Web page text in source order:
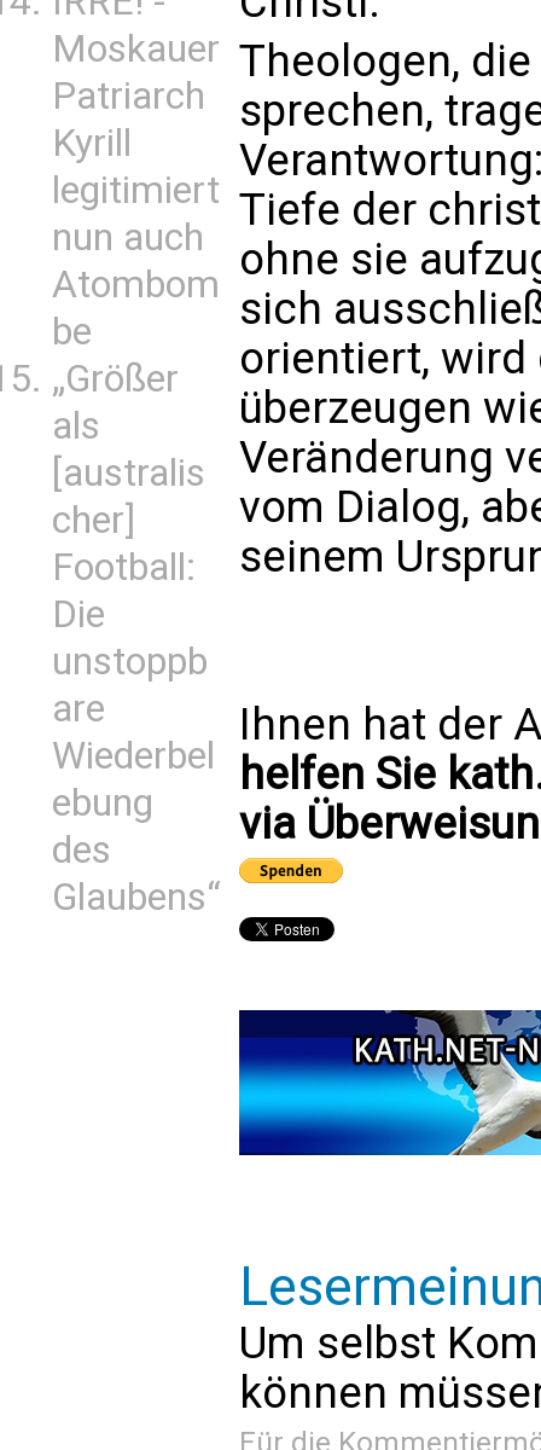
Moskauer
Patriarch
Kyrill
legitimiert
nun auch
Atombom
be
„Größer
als
[australis
cher]
Football:
Die
unstoppb
are
Wiederbel
ebung
des
Glaubens“
Theologen,
sprechen,
Tiefe der
ohne sie
sich
orientiert, wird
überzeugen
Veränderung
vom Dialog,
seinem
Ihnen hat der
helfen Sie
via
Um selbst
können
Für die